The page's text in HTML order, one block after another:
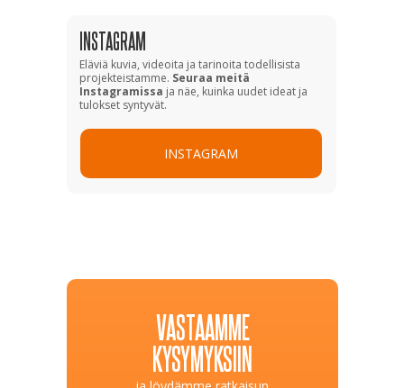
INSTAGRAM
Eläviä kuvia, videoita ja tarinoita todellisista
projekteistamme. Seuraa meitä
Instagramissa ja näe, kuinka uudet ideat ja
tulokset syntyvät.
INSTAGRAM
VASTAAMME
KYSYMYKSIIN